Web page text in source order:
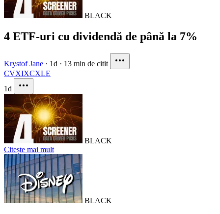
BLACK
4 ETF-uri cu dividendă de până la 7%
Krystof Jane · 1d · 13 min de citit
CVXIXCXLE
1d
BLACK
Citește mai mult
BLACK